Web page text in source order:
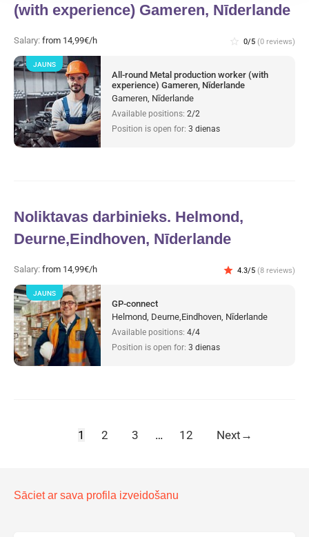
(with experience) Gameren, Nīderlande
Salary: from 14,99€/h star_border 0/5 (0 reviews)
All-round Metal production worker (with
experience) Gameren, Nīderlande
Gameren, Nīderlande
Available positions: 2/2
Position is open for: 3 dienas
JAUNS
Noliktavas darbinieks. Helmond,
Deurne,Eindhoven, Nīderlande
Salary: from 14,99€/h star 4.3/5 (8 reviews)
GP-connect
Helmond, Deurne,Eindhoven, Nīderlande
Available positions: 4/4
Position is open for: 3 dienas
JAUNS
1 2 3 … 12 Next →
Sāciet ar sava profila izveidošanu